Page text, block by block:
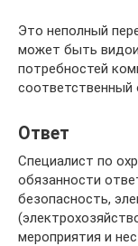
Это неполный
может быть
потребностей
соответственный
Ответ
Специалист по
обязанности
безопасность,
мероприятия и